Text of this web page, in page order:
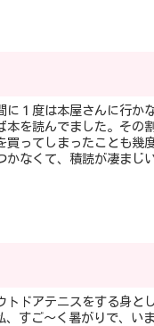
に１度は本屋さんに行か
本を読んでました。その
買ってしまったことも幾
かなくて、積読が凄まじ
トドアテニスをする身と
すご〜く暑がりで、い